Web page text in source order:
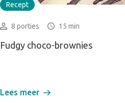
Recept
8 porties 15 min
Fudgy choco-brownies
Lees meer